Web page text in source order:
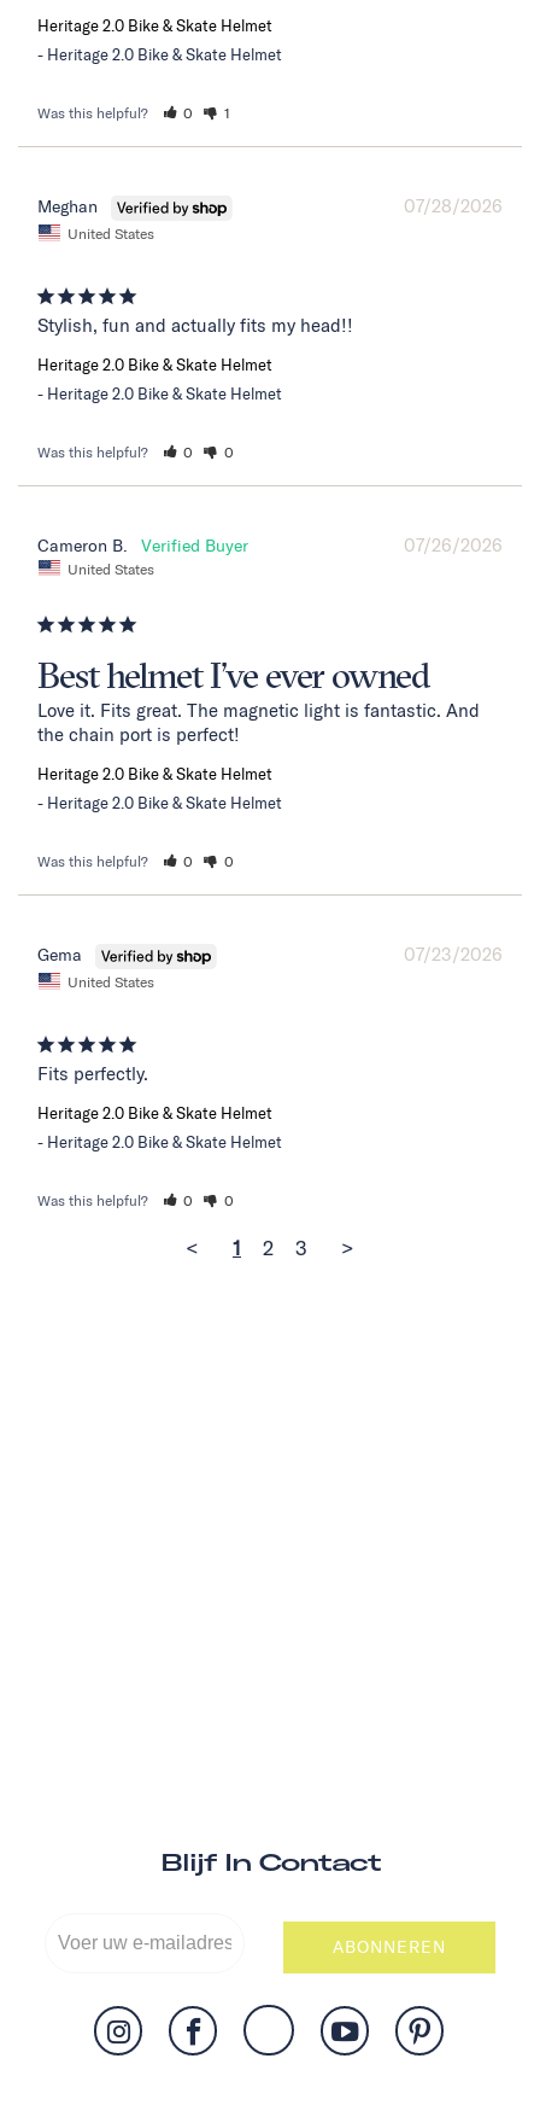
Heritage 2.0 Bike & Skate Helmet
Heritage 2.0 Bike & Skate Helmet
Was this helpful? 0 1
07/28/2026
Meghan
United States
Stylish, fun and actually fits my head!!
Heritage 2.0 Bike & Skate Helmet
Heritage 2.0 Bike & Skate Helmet
Was this helpful? 0 0
07/26/2026
Cameron B.
United States
Best helmet I’ve ever owned
Love it. Fits great. The magnetic light is fantastic. And
the chain port is perfect!
Heritage 2.0 Bike & Skate Helmet
Heritage 2.0 Bike & Skate Helmet
Was this helpful? 0 0
07/23/2026
Gema
United States
Fits perfectly.
Heritage 2.0 Bike & Skate Helmet
Heritage 2.0 Bike & Skate Helmet
Was this helpful? 0 0
< 1 2 3 >
Blijf In Contact
ABONNEREN